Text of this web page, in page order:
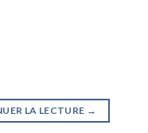
LA LECTURE →